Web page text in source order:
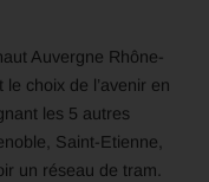
Auvergne Rhône-
le choix de l’avenir en
les 5 autres
Saint-Etienne,
un réseau de tram.